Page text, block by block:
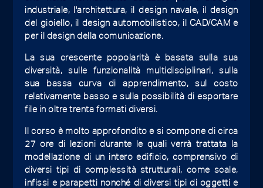
industriale, l'architettura, il design navale, il design
del gioiello, il design automobilistico, il CAD/CAM e
per il design della comunicazione.
La sua crescente popolarità è basata sulla sua
diversità, sulle funzionalità multidisciplinari, sulla
sua bassa curva di apprendimento, sul costo
relativamente basso e sulla possibilità di esportare
file in oltre trenta formati diversi.
Il corso è molto approfondito e si compone di circa
27 ore di lezioni durante le quali verrà trattata la
modellazione di un intero edificio, comprensivo di
diversi tipi di complessità strutturali, come scale,
infissi e parapetti nonché di diversi tipi di oggetti e